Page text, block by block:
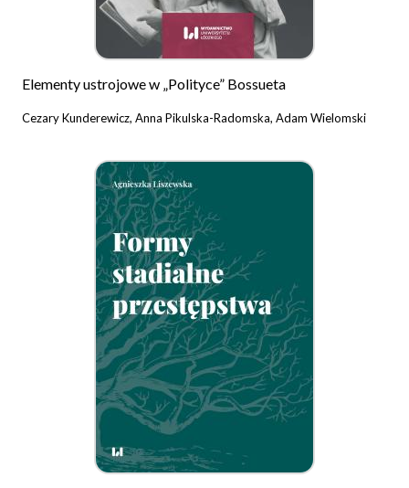
Elementy ustrojowe w „Polityce” Bossueta
Cezary Kunderewicz, Anna Pikulska-Radomska, Adam Wielomski